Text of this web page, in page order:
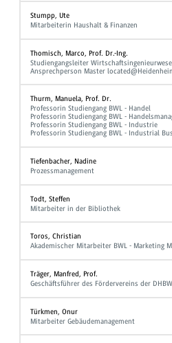
Stumpp, Ute
Mitarbeiterin Haushalt & Finanzen
Thomisch, Marco, Prof. Dr.-Ing.
Studiengangsleiter
Ansprechperson Master
Thurm, Manuela, Prof. Dr.
Professorin Studiengang BWL - Handel
Professorin Studiengang BWL -
Professorin Studiengang BWL - Industrie
Professorin Studiengang BWL - Industrial
Tiefenbacher, Nadine
Prozessmanagement
Todt, Steffen
Mitarbeiter in der Bibliothek
Toros, Christian
Akademischer Mitarbeiter BWL - Marketing
Träger, Manfred, Prof.
Geschäftsführer des Fördervereins der
Türkmen, Onur
Mitarbeiter Gebäudemanagement